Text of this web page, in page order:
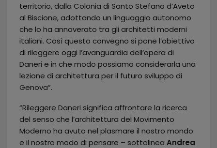
territorio, dalla Colonia di Santo Stefano d’Aveto
al Biscione, adottando un linguaggio autonomo
che lo ha annoverato tra gli architetti moderni
italiani. Così questo convegno si pone l’obiettivo
di rileggere oggi l’avanguardia dell’opera di
Daneri e in che modo possiamo considerarla una
lezione di architettura per il futuro sviluppo di
Genova”.
“Rileggere Daneri significa affrontare la ricerca
del senso che l’architettura del Movimento
Moderno ha avuto nel plasmare il nostro mondo
e il nostro modo di pensare – sottolinea Andrea